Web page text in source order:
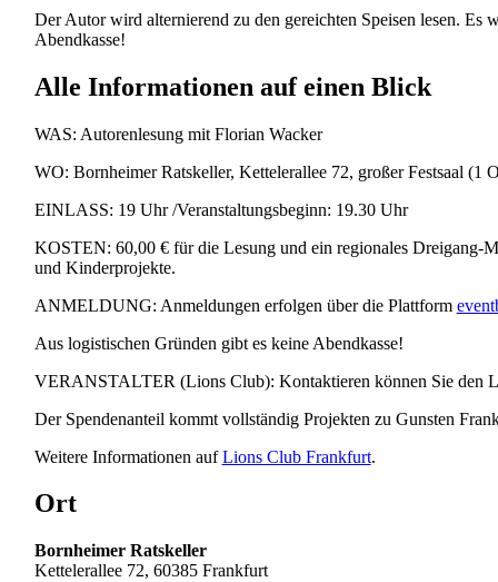
Der Autor wird alternierend zu den gereichten Speisen lesen.
Abendkasse!
Alle Informationen auf einen Blick
WAS: Autorenlesung mit Florian Wacker
WO: Bornheimer Ratskeller, Kettelerallee 72, großer Festsaal (1
EINLASS: 19 Uhr /Veranstaltungsbeginn: 19.30 Uhr
KOSTEN: 60,00 € für die Lesung und ein regionales Dreigang-
und Kinderprojekte.
ANMELDUNG: Anmeldungen erfolgen über die Plattform
Aus logistischen Gründen gibt es keine Abendkasse!
VERANSTALTER (Lions Club): Kontaktieren können Sie den
Der Spendenanteil kommt vollständig Projekten zu Gunsten
Weitere Informationen aufLions Club Frankfurt.
Ort
Bornheimer Ratskeller
Kettelerallee 72, 60385 Frankfurt